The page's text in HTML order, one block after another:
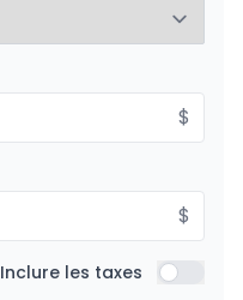
$
$
Inclure les taxes Inclure